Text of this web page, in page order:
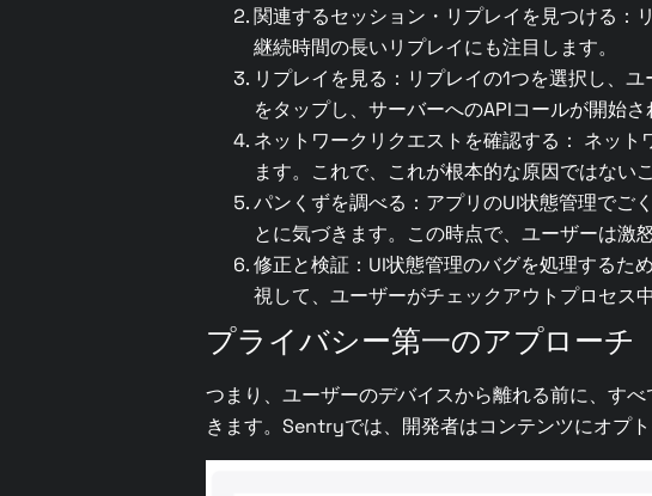
関連するセッション・リプレイを見つける：
継続時間の長いリプレイにも注目します。
リプレイを見る：リプレイの1つを選択し、
をタップし、サーバーへのAPIコールが開始さ
ネットワークリクエストを確認する： ネッ
ます。これで、これが根本的な原因ではない
パンくずを調べる：アプリのUI状態管理でご
とに気づきます。この時点で、ユーザーは激
修正と検証：UI状態管理のバグを処理するた
視して、ユーザーがチェックアウトプロセス
プライバシー第一のアプローチ
つまり、ユーザーのデバイスから離れる前に、す
きます。Sentryでは、開発者はコンテンツにオプ